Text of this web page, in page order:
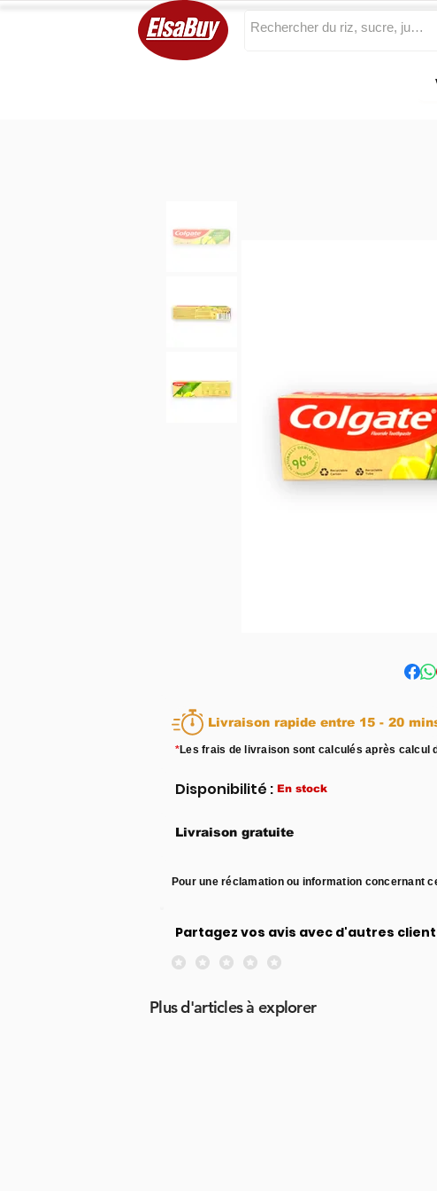
Livraison rapide entre 15 - 20
*Les frais de livraison sont calculés après calcul
Disponibilité : En stock
Livraison gratuite
Pour une réclamation ou information concernant
Partagez vos avis avec d'autres
Aucune note pour le moment
Plus d'articles à explorer